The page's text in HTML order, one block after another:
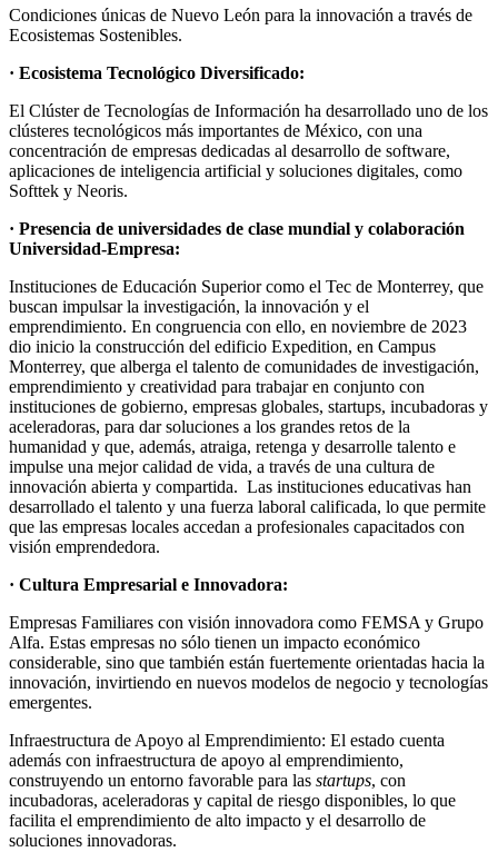
Condiciones únicas de Nuevo León para la innovación a través de
Ecosistemas Sostenibles.
· Ecosistema Tecnológico Diversificado:
El Clúster de Tecnologías de Información ha desarrollado uno de los
clústeres tecnológicos más importantes de México, con una
concentración de empresas dedicadas al desarrollo de software,
aplicaciones de inteligencia artificial y soluciones digitales, como
Softtek y Neoris.
· Presencia de universidades de clase mundial y colaboración
Universidad-Empresa:
Instituciones de Educación Superior como el Tec de Monterrey, que
buscan impulsar la investigación, la innovación y el
emprendimiento. En congruencia con ello, en noviembre de 2023
dio inicio la construcción del edificio Expedition, en Campus
Monterrey, que alberga el talento de comunidades de investigación,
emprendimiento y creatividad para trabajar en conjunto con
instituciones de gobierno, empresas globales, startups, incubadoras y
aceleradoras, para dar soluciones a los grandes retos de la
humanidad y que, además, atraiga, retenga y desarrolle talento e
impulse una mejor calidad de vida, a través de una cultura de
innovación abierta y compartida. Las instituciones educativas han
desarrollado el talento y una fuerza laboral calificada, lo que permite
que las empresas locales accedan a profesionales capacitados con
visión emprendedora.
· Cultura Empresarial e Innovadora:
Empresas Familiares con visión innovadora como FEMSA y Grupo
Alfa. Estas empresas no sólo tienen un impacto económico
considerable, sino que también están fuertemente orientadas hacia la
innovación, invirtiendo en nuevos modelos de negocio y tecnologías
emergentes.
Infraestructura de Apoyo al Emprendimiento: El estado cuenta
además con infraestructura de apoyo al emprendimiento,
construyendo un entorno favorable para las startups, con
incubadoras, aceleradoras y capital de riesgo disponibles, lo que
facilita el emprendimiento de alto impacto y el desarrollo de
soluciones innovadoras.